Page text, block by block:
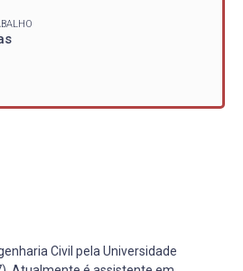
Civil pela Universidade